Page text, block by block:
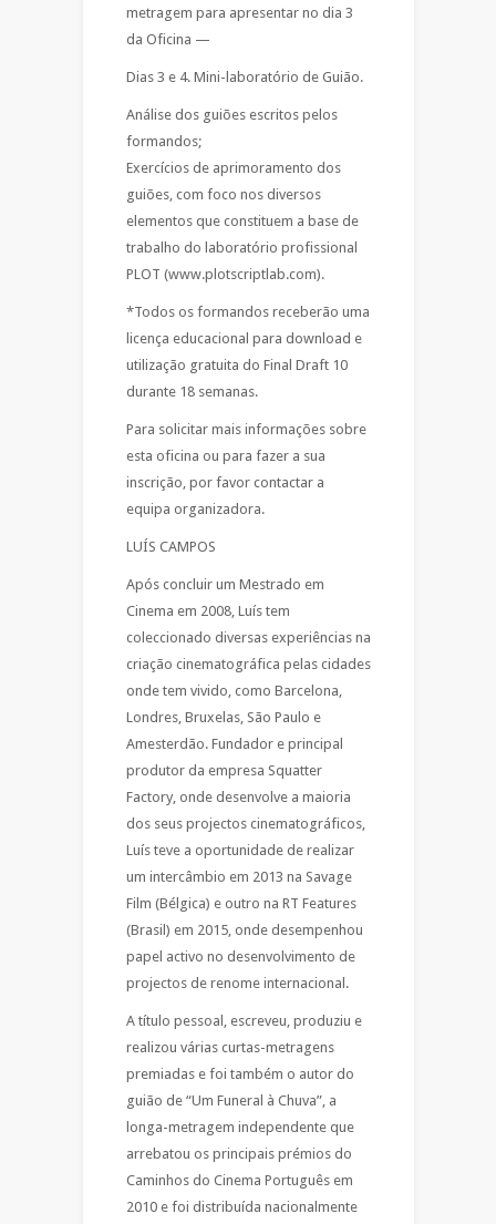
metragem para apresentar no dia 3
da Oficina —
Dias 3 e 4. Mini-laboratório de Guião.
Análise dos guiões escritos pelos
formandos;
Exercícios de aprimoramento dos
guiões, com foco nos diversos
elementos que constituem a base de
trabalho do laboratório profissional
PLOT (www.plotscriptlab.com).
*Todos os formandos receberão uma
licença educacional para download e
utilização gratuita do Final Draft 10
durante 18 semanas.
Para solicitar mais informações sobre
esta oficina ou para fazer a sua
inscrição, por favor contactar a
equipa organizadora.
LUÍS CAMPOS
Após concluir um Mestrado em
Cinema em 2008, Luís tem
coleccionado diversas experiências na
criação cinematográfica pelas cidades
onde tem vivido, como Barcelona,
Londres, Bruxelas, São Paulo e
Amesterdão. Fundador e principal
produtor da empresa Squatter
Factory, onde desenvolve a maioria
dos seus projectos cinematográficos,
Luís teve a oportunidade de realizar
um intercâmbio em 2013 na Savage
Film (Bélgica) e outro na RT Features
(Brasil) em 2015, onde desempenhou
papel activo no desenvolvimento de
projectos de renome internacional.
A título pessoal, escreveu, produziu e
realizou várias curtas-metragens
premiadas e foi também o autor do
guião de “Um Funeral à Chuva”, a
longa-metragem independente que
arrebatou os principais prémios do
Caminhos do Cinema Português em
2010 e foi distribuída nacionalmente